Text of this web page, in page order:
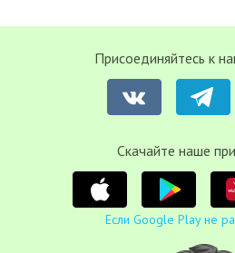
Присоединяйтесь к
Cкачайте наше
Если Google Play не